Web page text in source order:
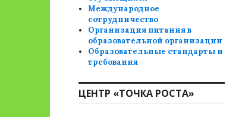
Международное
сотрудничество
Организация питания в
образовательной организации
Образовательные стандарты и
требования
ЦЕНТР «ТОЧКА РОСТА»